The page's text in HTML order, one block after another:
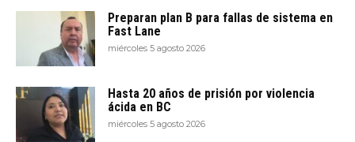
Preparan plan B para fallas de sistema en
Fast Lane
miércoles 5 agosto 2026
Hasta 20 años de prisión por violencia
ácida en BC
miércoles 5 agosto 2026